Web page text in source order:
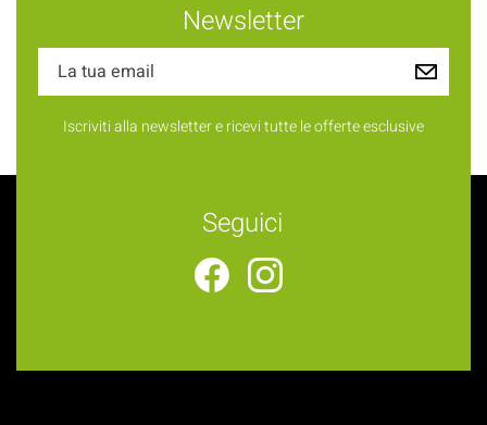
Newsletter
Iscriviti alla newsletter e ricevi tutte le offerte esclusive
Seguici